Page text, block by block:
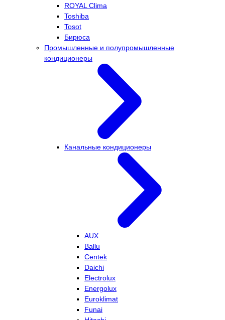
ROYAL Clima
Toshiba
Tosot
Бирюса
Промышленные и полупромышленные
кондиционеры
Канальные кондиционеры
AUX
Ballu
Centek
Daichi
Electrolux
Energolux
Euroklimat
Funai